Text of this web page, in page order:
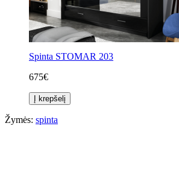
Spinta STOMAR 203
675€
Į krepšelį
Žymės: spinta